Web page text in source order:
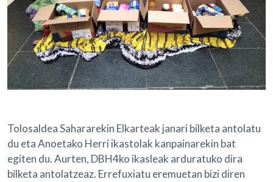
Tolosaldea Sahararekin Elkarteak janari bilketa antolatu
du eta Anoetako Herri ikastolak kanpainarekin bat
egiten du. Aurten, DBH4ko ikasleak arduratuko dira
bilketa antolatzeaz. Errefuxiatu eremuetan bizi diren